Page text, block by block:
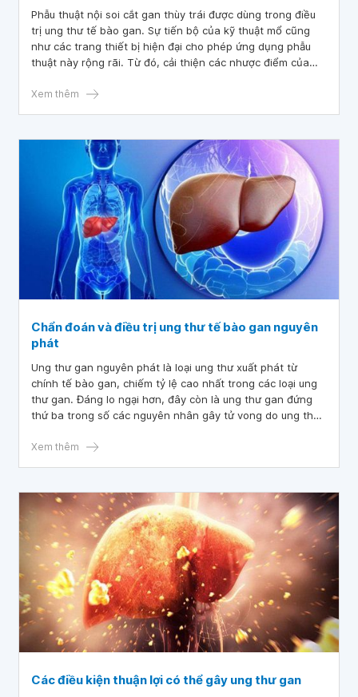
Phẫu thuật nội soi cắt gan thùy trái được dùng trong điều
trị ung thư tế bào gan. Sự tiến bộ của kỹ thuật mổ cũng
như các trang thiết bị hiện đại cho phép ứng dụng phẫu
thuật này rộng rãi. Từ đó, cải thiện các nhược điểm của
Xem thêm
Chẩn đoán và điều trị ung thư tế bào gan nguyên
phát
Ung thư gan nguyên phát là loại ung thư xuất phát từ
chính tế bào gan, chiếm tỷ lệ cao nhất trong các loại ung
thư gan. Đáng lo ngại hơn, đây còn là ung thư gan đứng
thứ ba trong số các nguyên nhân gây tử vong do ung thư
điều trị kịp thời, tỷ lệ sống sót có thể cải thiện đáng kể.
Xem thêm
Các điều kiện thuận lợi có thể gây ung thư gan